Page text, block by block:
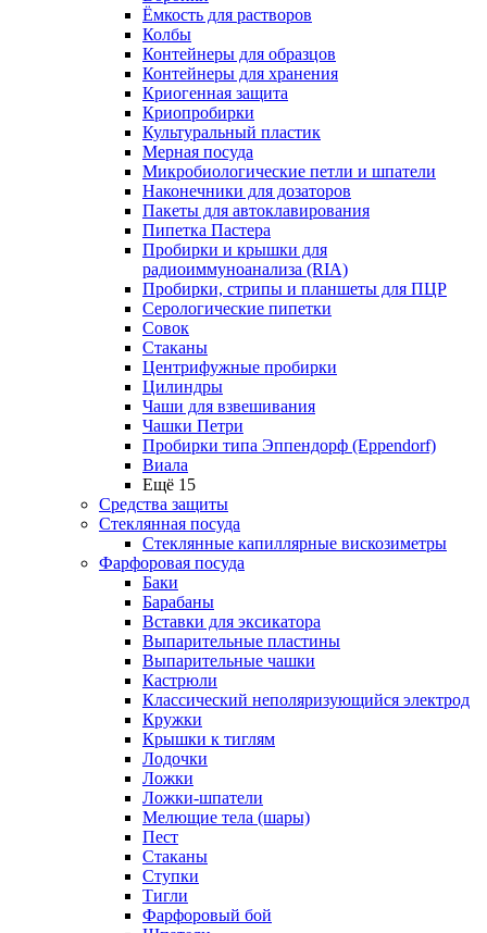
Ёмкость для растворов
Колбы
Контейнеры для образцов
Контейнеры для хранения
Криогенная защита
Криопробирки
Культуральный пластик
Мерная посуда
Микробиологические петли и шпатели
Наконечники для дозаторов
Пакеты для автоклавирования
Пипетка Пастера
Пробирки и крышки для
радиоиммуноанализа (RIA)
Пробирки, стрипы и планшеты для ПЦР
Серологические пипетки
Совок
Стаканы
Центрифужные пробирки
Цилиндры
Чаши для взвешивания
Чашки Петри
Пробирки типа Эппендорф (Eppendorf)
Виала
Ещё 15
Средства защиты
Стеклянная посуда
Стеклянные капиллярные вискозиметры
Фарфоровая посуда
Баки
Барабаны
Вставки для эксикатора
Выпарительные пластины
Выпарительные чашки
Кастрюли
Классический неполяризующийся электрод
Кружки
Крышки к тиглям
Лодочки
Ложки
Ложки-шпатели
Мелющие тела (шары)
Пест
Стаканы
Ступки
Тигли
Фарфоровый бой